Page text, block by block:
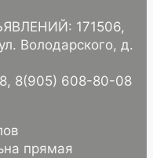
171506,
Володарского, д.
8(905) 608-80-08
прямая